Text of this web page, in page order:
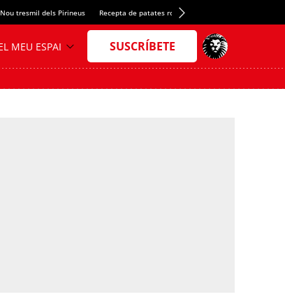
Nou tresmil dels Pirineus Recepta de patates rostides